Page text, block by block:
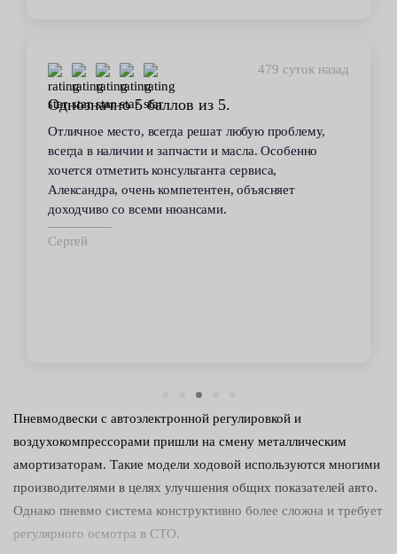
479 суток назад
Однозначно 5 баллов из 5.
Отличное место, всегда решат любую проблему,
всегда в наличии и запчасти и масла. Особенно
хочется отметить консультанта сервиса,
Александра, очень компетентен, объясняет
доходчиво со всеми нюансами.
Сергей
Пневмодвески с автоэлектронной регулировкой и
воздухокомпрессорами пришли на смену металлическим
амортизаторам. Такие модели ходовой используются многими
производителями в целях улучшения общих показателей авто.
Однако пневмо система конструктивно более сложна и требует
регулярного осмотра в СТО.